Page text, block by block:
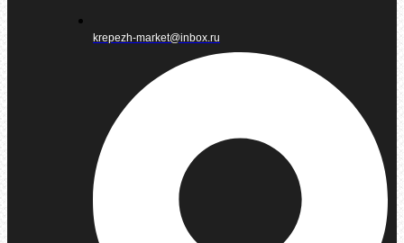
krepezh-market@inbox.ru